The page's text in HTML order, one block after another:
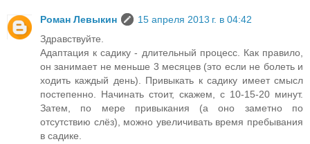
Роман Левыкин
15 апреля 2013 г. в 04:42
Здравствуйте.
Адаптация к садику - длительный процесс. Как правило,
он занимает не меньше 3 месяцев (это если не болеть и
ходить каждый день). Привыкать к садику имеет смысл
постепенно. Начинать стоит, скажем, с 10-15-20 минут.
Затем, по мере привыкания (а оно заметно по
отсутствию слёз), можно увеличивать время пребывания
в садике.